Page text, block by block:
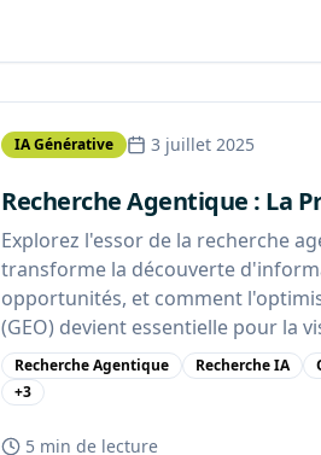
IA Générative 3 juillet 2025
Recherche Agentique : La
Explorez l'essor de la recherche
transforme la découverte
opportunités, et comment
(GEO) devient essentielle pour la
Recherche Agentique Recherche IA
+3
5 min de lecture